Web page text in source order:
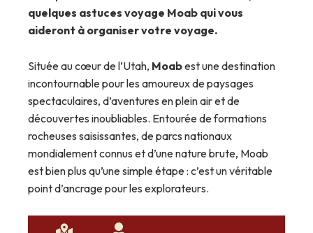
quelques astuces voyage Moab qui vous
aideront à organiser votre voyage.
Située au cœur de l’Utah, Moabest une destination
incontournable pour les amoureux de paysages
spectaculaires, d’aventures en plein air et de
découvertes inoubliables. Entourée de formations
rocheuses saisissantes, de parcs nationaux
mondialement connus et d’une nature brute, Moab
est bien plus qu’une simple étape : c’est un véritable
point d’ancrage pour les explorateurs.